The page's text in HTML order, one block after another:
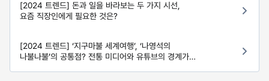
[2024 트렌드] 돈과 일을 바라보는 두 가지 시선,
요즘 직장인에게 필요한 것은?
[2024 트렌드] ‘지구마불 세계여행’, ‘나영석의
나불나불’의 공통점? 전통 미디어와 유튜브의 경계가